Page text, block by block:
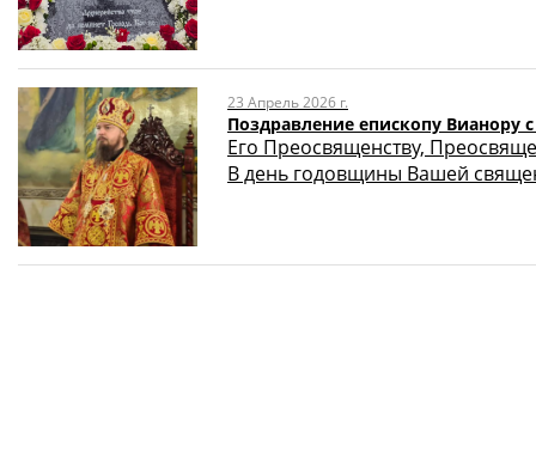
23 Апрель 2026 г.
Поздравление епископу
Его Преосвященству,
В день годовщины Вашей